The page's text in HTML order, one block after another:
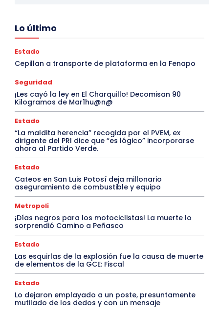
Lo último
Estado
Cepillan a transporte de plataforma en la Fenapo
Seguridad
¡Les cayó la ley en El Charquillo! Decomisan 90
Kilogramos de Mar1hu@n@
Estado
“La maldita herencia” recogida por el PVEM, ex
dirigente del PRI dice que “es lógico” incorporarse
ahora al Partido Verde.
Estado
Cateos en San Luis Potosí deja millonario
aseguramiento de combustible y equipo
Metropoli
¡Días negros para los motociclistas! La muerte lo
sorprendió Camino a Peñasco
Estado
Las esquirlas de la explosión fue la causa de muerte
de elementos de la GCE: Fiscal
Estado
Lo dejaron emplayado a un poste, presuntamente
mutilado de los dedos y con un mensaje